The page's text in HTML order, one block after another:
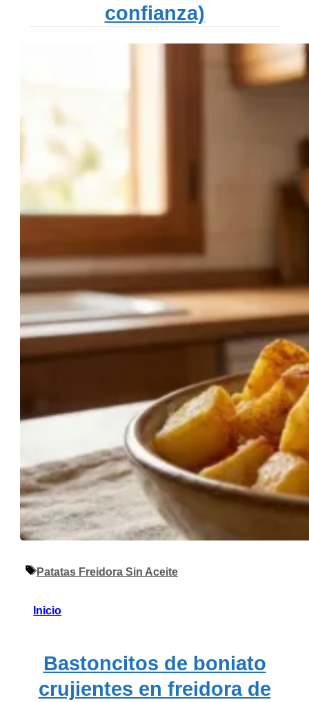
confianza)
Etiquetas
Patatas Freidora Sin Aceite
Inicio
Bastoncitos de boniato
crujientes en freidora de